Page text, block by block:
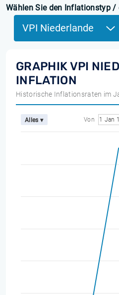
Wählen Sie den Inflationstyp /
VPI Niederlande
GRAPHIK VPI
INFLATION
Historische Inflationsraten im
Alles ▾ Von 1 Jan